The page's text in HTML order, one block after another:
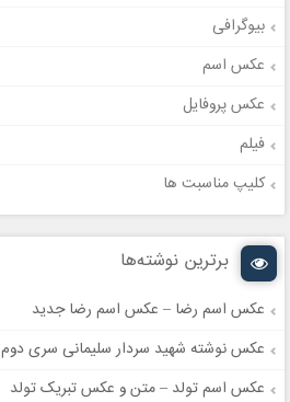
بیوگرافی
عکس اسم
عکس پروفایل
فیلم
کلیپ مناسبت ها
برترین نوشته‌ها
عکس اسم رضا – عکس اسم رضا جدید
عکس نوشته شهید سردار سلیمانی سری دوم
عکس اسم تولد – متن و عکس تبریک تولد